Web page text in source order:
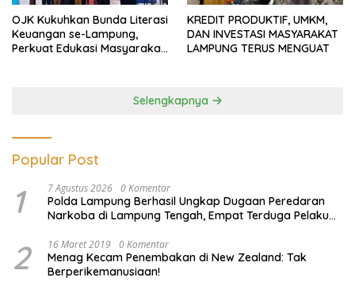
OJK Kukuhkan Bunda Literasi
Keuangan se-Lampung,
Perkuat Edukasi Masyarakat
KREDIT PRODUKTIF, UMKM,
DAN INVESTASI MASYARAKAT
LAMPUNG TERUS MENGUAT
Selengkapnya
Popular Post
1 7 Agustus 2026 0 Komentar
Polda Lampung Berhasil Ungkap Dugaan Peredaran
Narkoba di Lampung Tengah, Empat Terduga Pelaku
2 16 Maret 2019 0 Komentar
Menag Kecam Penembakan di New Zealand: Tak
Berperikemanusiaan!